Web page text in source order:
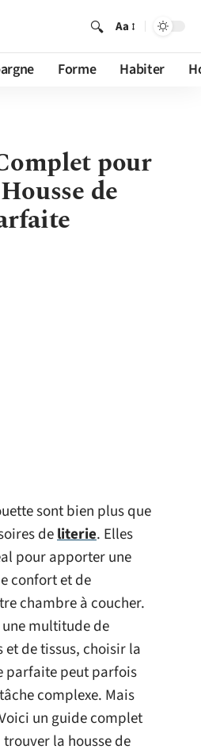
Aa
Forme Habiter
pour
de
sont bien plus que
deliterie. Elles
pour apporter une
confort et de
chambre à coucher.
multitude de
et de tissus, choisir la
parfaite peut parfois
complexe. Mais
un guide complet
la housse de